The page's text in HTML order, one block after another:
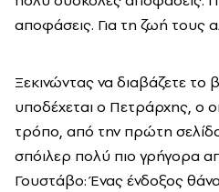
αποφάσεις. Για τη ζωή τους
Ξεκινώντας να διαβάζετε το
υποδέχεται ο Πετράρχης, ο
τρόπο, από την πρώτη
σπόιλερ πολύ πιο γρήγορα
Γουστάβο: Ένας ένδοξος